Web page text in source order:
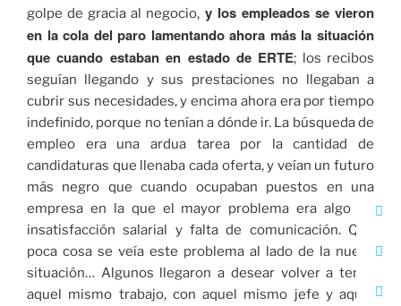
golpe de gracia al negocio, y los empleados se vieron
en la cola del paro lamentando ahora más la situación
que cuando estaban en estado de ERTE; los recibos
seguían llegando y sus prestaciones no llegaban a
cubrir sus necesidades, y encima ahora era por tiempo
indefinido, porque no tenían a dónde ir. La búsqueda de
empleo era una ardua tarea por la cantidad de
candidaturas que llenaba cada oferta, y veían un futuro
más negro que cuando ocupaban puestos en una
empresa en la que el mayor problema era algo de
insatisfacción salarial y falta de comunicación. Qué
poca cosa se veía este problema al lado de la nueva
situación… Algunos llegaron a desear volver a tener
aquel mismo trabajo, con aquel mismo jefe y aquel